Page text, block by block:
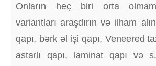
Onların heç biri orta
variantları araşdırın və ilham
qapı, bərk əl işi qapı, Veneered
astarlı qapı, laminat qapı və